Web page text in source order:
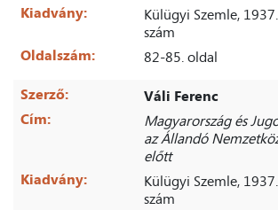
Kiadvány:
Külügyi Szemle,
szám
Oldalszám:
82-85. oldal
Szerző:
Váli Ferenc
Cím:
Magyarország és
az Állandó
előtt
Kiadvány:
Külügyi Szemle,
szám